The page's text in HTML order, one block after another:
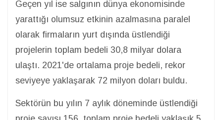
Geçen yıl ise salgının dünya ekonomisinde
yarattığı olumsuz etkinin azalmasına paralel
olarak firmaların yurt dışında üstlendiği
projelerin toplam bedeli 30,8 milyar dolara
ulaştı. 2021'de ortalama proje bedeli, rekor
seviyeye yaklaşarak 72 milyon doları buldu.
Sektörün bu yılın 7 aylık döneminde üstlendiği